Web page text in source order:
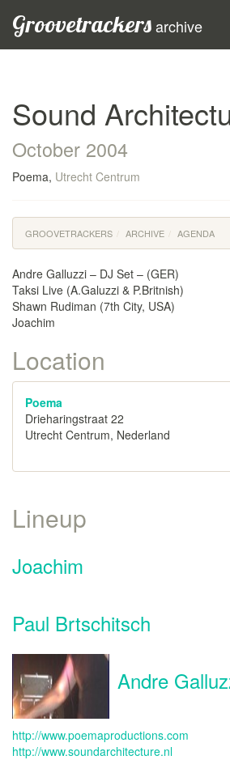
Groovetrackersarchive
Sound
October 2004
Poema, Utrecht Centrum
GROOVETRACKERS ARCHIVE AGENDA
Andre Galluzzi – DJ Set – (GER)
Taksi Live (A.Galuzzi & P.Britnish)
Shawn Rudiman (7th City, USA)
Joachim
Location
Poema
Drieharingstraat 22
Utrecht Centrum, Nederland
Lineup
Joachim
Paul Brtschitsch
Andre
http://www.poemaproductions.com
http://www.soundarchitecture.nl